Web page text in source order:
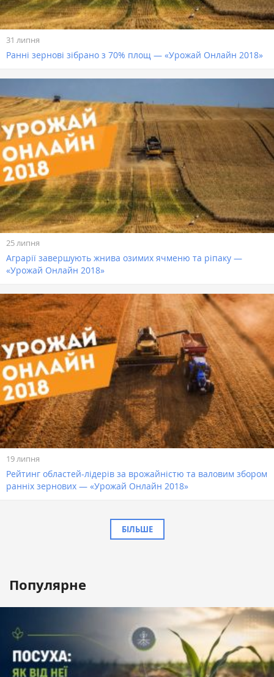
31 липня
Ранні зернові зібрано з 70% площ — «Урожай Онлайн 2018»
25 липня
Аграрії завершують жнива озимих ячменю та ріпаку —
«Урожай Онлайн 2018»
19 липня
Рейтинг областей-лідерів за врожайністю та валовим збором
ранніх зернових — «Урожай Онлайн 2018»
БІЛЬШЕ
Популярне